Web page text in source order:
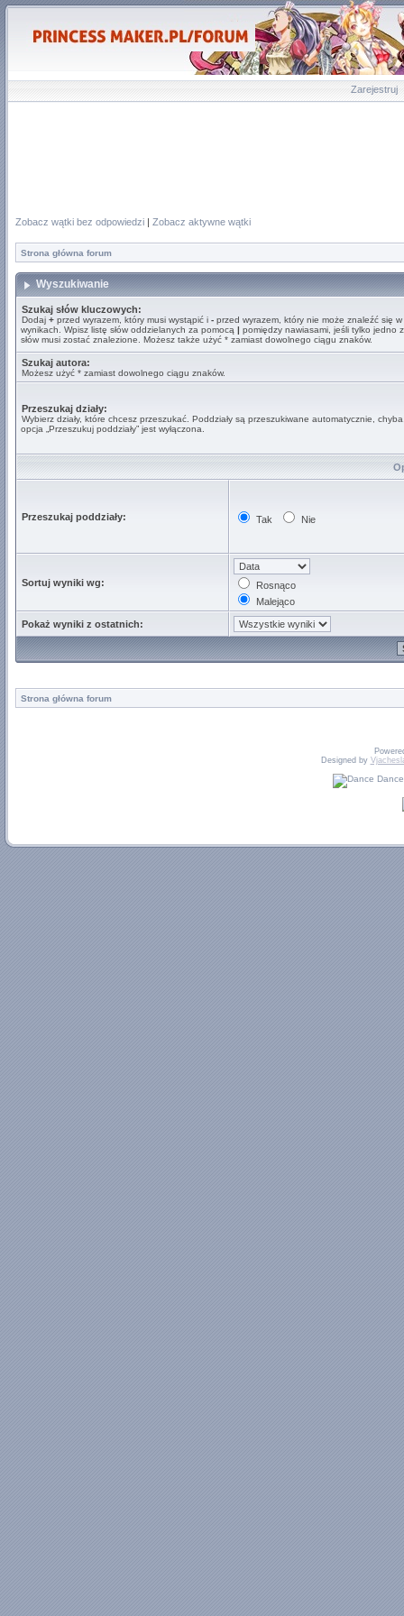
Zarejestruj
Zobacz wątki bez odpowiedzi | Zobacz aktywne wątki
Strona główna forum
Wyszukiwanie
Szukaj słów kluczowych:
Dodaj + przed wyrazem, który musi wystąpić i - przed wyrazem, który nie może znaleźć się w
wynikach. Wpisz listę słów oddzielanych za pomocą | pomiędzy nawiasami, jeśli tylko jedno
słów musi zostać znalezione. Możesz także użyć * zamiast dowolnego ciągu znaków.
Szukaj autora:
Możesz użyć * zamiast dowolnego ciągu znaków.
Przeszukaj działy:
Wybierz działy, które chcesz przeszukać. Poddziały są przeszukiwane automatycznie,
opcja „Przeszukuj poddziały” jest wyłączona.
Przeszukaj poddziały: Tak Nie
Sortuj wyniki wg:
Rosnąco
Malejąco
Pokaż wyniki z ostatnich:
Strona główna forum
Designed by